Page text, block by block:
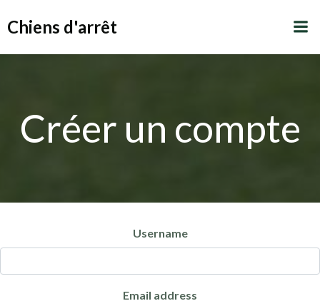
Chiens d'arrêt
Créer un compte
Username
Email address